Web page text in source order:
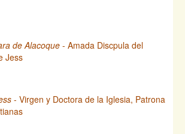
de Alacoque - Amada Discpula del
Jess
- Virgen y Doctora de la Iglesia, Patrona